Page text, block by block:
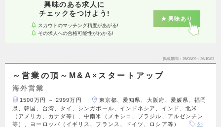
興味のある求人に
チェックをつけよう!
スカウトのマッチング精度があがる!
その求人への合格可能性がわかる!
興味あり
掲載期間 26/08/09～26/10/03
～営業の頂～M&A×スタートアップ
海外営業
1500万円 ～ 2999万円
東京都、愛知県、大阪府、愛媛県、福岡
県、韓国、台湾、タイ、シンガポール、インドネシア、インド、北米
（アメリカ、カナダ等）、中南米（メキシコ、ブラジル、アルゼンチン
等）、ヨーロッパ（イギリス、フランス、ドイツ、ロシア等）
外